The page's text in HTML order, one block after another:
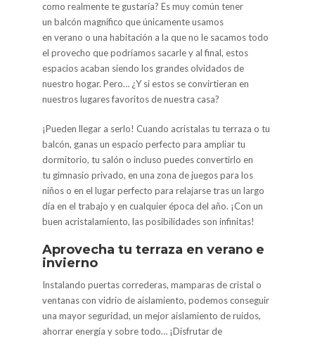
como realmente te gustaría? Es muy común tener
un balcón magnífico que únicamente usamos
en verano o una habitación a la que no le sacamos todo
el provecho que podríamos sacarle y al final, estos
espacios acaban siendo los grandes olvidados de
nuestro hogar. Pero… ¿Y si estos se convirtieran en
nuestros lugares favoritos de nuestra casa?
¡Pueden llegar a serlo! Cuando acristalas tu terraza o tu
balcón, ganas un espacio perfecto para ampliar tu
dormitorio, tu salón o incluso puedes convertirlo en
tu gimnasio privado, en una zona de juegos para los
niños o en el lugar perfecto para relajarse tras un largo
día en el trabajo y en cualquier época del año. ¡Con un
buen acristalamiento, las posibilidades son infinitas!
Aprovecha tu terraza en verano e
invierno
Instalando puertas correderas, mamparas de cristal o
ventanas con vidrio de aislamiento, podemos conseguir
una mayor seguridad, un mejor aislamiento de ruidos,
ahorrar energía y sobre todo… ¡Disfrutar de